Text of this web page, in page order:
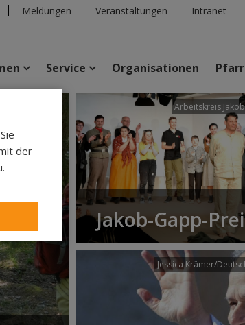
Meldungen Veranstaltungen Intranet
Veranstaltungen Personen Pfarren
Service Organisationen
Arbeitskreis
Jakob-Gapp-
Jessica Krämer/
der